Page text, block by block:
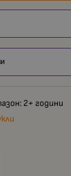
2+ години